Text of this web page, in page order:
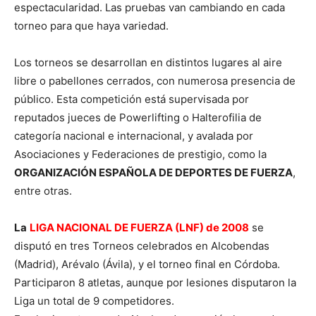
espectacularidad. Las pruebas van cambiando en cada
torneo para que haya variedad.
Los torneos se desarrollan en distintos lugares al aire
libre o pabellones cerrados, con numerosa presencia de
público. Esta competición está supervisada por
reputados jueces de Powerlifting o Halterofilia de
categoría nacional e internacional, y avalada por
Asociaciones y Federaciones de prestigio, como la
ORGANIZACIÓN ESPAÑOLA DE DEPORTES DE FUERZA,
entre otras.
La LIGA NACIONAL DE FUERZA (LNF) de 2008 se
disputó en tres Torneos celebrados en Alcobendas
(Madrid), Arévalo (Ávila), y el torneo final en Córdoba.
Participaron 8 atletas, aunque por lesiones disputaron la
Liga un total de 9 competidores.